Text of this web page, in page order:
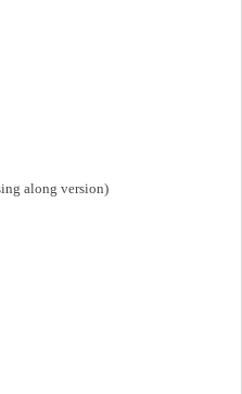
along version)